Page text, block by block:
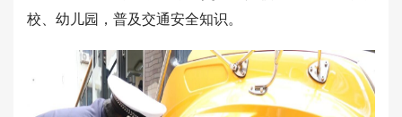
校、幼儿园，普及交通安全知识。